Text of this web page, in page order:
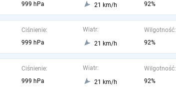
999 hPa
21 km/h
92%
Ciśnienie:
999 hPa
Wiatr:
21 km/h
Wilgotność:
92%
Ciśnienie:
999 hPa
Wiatr:
21 km/h
Wilgotność:
92%